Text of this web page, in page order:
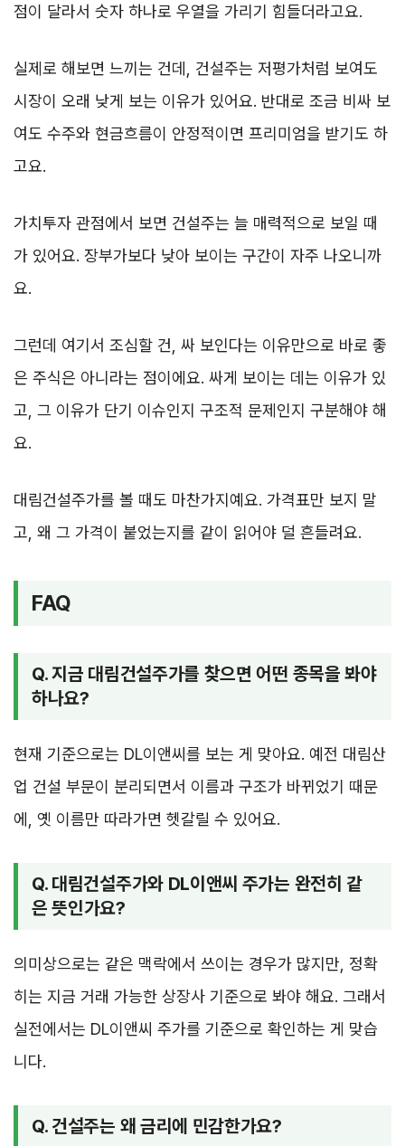
점이 달라서 숫자 하나로 우열을 가리기 힘들더라고요.
실제로 해보면 느끼는 건데, 건설주는 저평가처럼 보여도
시장이 오래 낮게 보는 이유가 있어요. 반대로 조금 비싸 보
여도 수주와 현금흐름이 안정적이면 프리미엄을 받기도 하
고요.
가치투자 관점에서 보면 건설주는 늘 매력적으로 보일 때
가 있어요. 장부가보다 낮아 보이는 구간이 자주 나오니까
요.
그런데 여기서 조심할 건, 싸 보인다는 이유만으로 바로 좋
은 주식은 아니라는 점이에요. 싸게 보이는 데는 이유가 있
고, 그 이유가 단기 이슈인지 구조적 문제인지 구분해야 해
요.
대림건설주가를 볼 때도 마찬가지예요. 가격표만 보지 말
고, 왜 그 가격이 붙었는지를 같이 읽어야 덜 흔들려요.
FAQ
Q. 지금 대림건설주가를 찾으면 어떤 종목을 봐야
하나요?
현재 기준으로는 DL이앤씨를 보는 게 맞아요. 예전 대림산
업 건설 부문이 분리되면서 이름과 구조가 바뀌었기 때문
에, 옛 이름만 따라가면 헷갈릴 수 있어요.
Q. 대림건설주가와 DL이앤씨 주가는 완전히 같
은 뜻인가요?
의미상으로는 같은 맥락에서 쓰이는 경우가 많지만, 정확
히는 지금 거래 가능한 상장사 기준으로 봐야 해요. 그래서
실전에서는 DL이앤씨 주가를 기준으로 확인하는 게 맞습
니다.
Q. 건설주는 왜 금리에 민감한가요?